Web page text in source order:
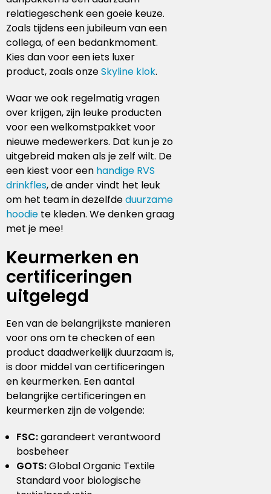
relatiegeschenk een goeie keuze.
Zoals tijdens een jubileum van een
collega, of een bedankmoment.
Kies dan voor een iets luxer
product, zoals onzeSkyline klok.
Waar we ook regelmatig vragen
over krijgen, zijn leuke producten
voor een welkomstpakket voor
nieuwe medewerkers. Dat kun je zo
uitgebreid maken als je zelf wilt. De
een kiest voor een handige RVS
drinkfles, de ander vindt het leuk
om het team in dezelfdeduurzame
hoodiete kleden. We denken graag
met je mee!
Keurmerken en
certificeringen
uitgelegd
Een van de belangrijkste manieren
voor ons om te checken of een
product daadwerkelijk duurzaam is,
is door middel van certificeringen
en keurmerken. Een aantal
belangrijke certificeringen en
keurmerken zijn de volgende:
FSC:garandeert verantwoord
bosbeheer
GOTS:Global Organic Textile
Standard voor biologische